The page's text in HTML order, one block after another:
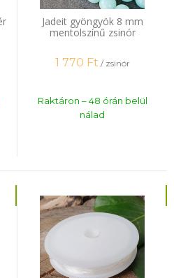
Jadeit gyöngyök 8 mm
mentolszínű zsinór
1 770 Ft / zsinór
Raktáron – 48 órán belül
nálad